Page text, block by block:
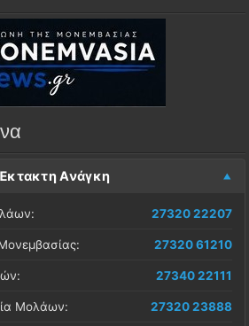
Ανάγκη
27320 22207
27320 61210
27340 22111
Μολάων: 27320 23888